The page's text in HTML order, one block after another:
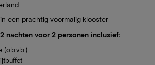
een prachtig voormalig klooster
2 nachten voor 2 personen inclusief:
(o.b.v.b.)